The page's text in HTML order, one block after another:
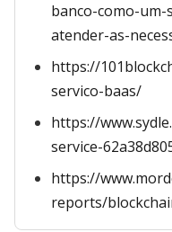
banco-como-
atender-as-
https://
servico-baas/
https://
service-
https://
reports/